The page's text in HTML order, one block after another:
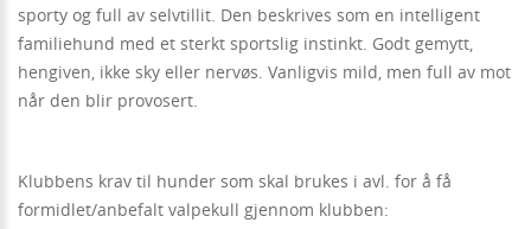
sporty og full av selvtillit. Den beskrives som en intelligent
familiehund med et sterkt sportslig instinkt. Godt gemytt,
hengiven, ikke sky eller nervøs. Vanligvis mild, men full av mot
når den blir provosert.
Klubbens krav til hunder som skal brukes i avl. for å få
formidlet/anbefalt valpekull gjennom klubben: